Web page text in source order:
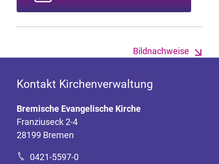
Bildnachweise
Kontakt Kirchenverwaltung
Bremische Evangelische Kirche
Franziuseck 2-4
28199 Bremen
0421-5597-0